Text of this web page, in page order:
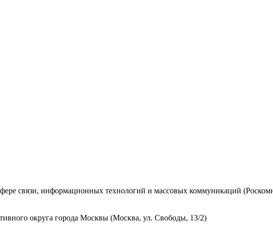
связи, информационных технологий и массовых коммуникаций
округа города Москвы (Москва, ул. Свободы, 13/2)